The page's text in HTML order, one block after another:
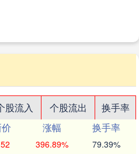
股流入 个股流出
换手率
涨幅
换手率
396.89% 79.39%